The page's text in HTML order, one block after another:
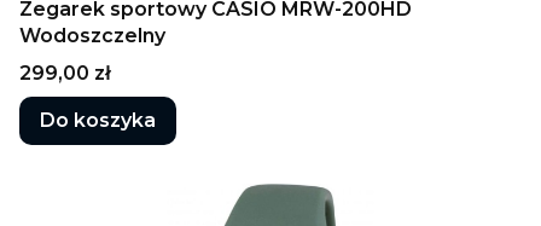
Zegarek sportowy CASIO MRW-200HD
Wodoszczelny
Cena
299,00 zł
Do koszyka